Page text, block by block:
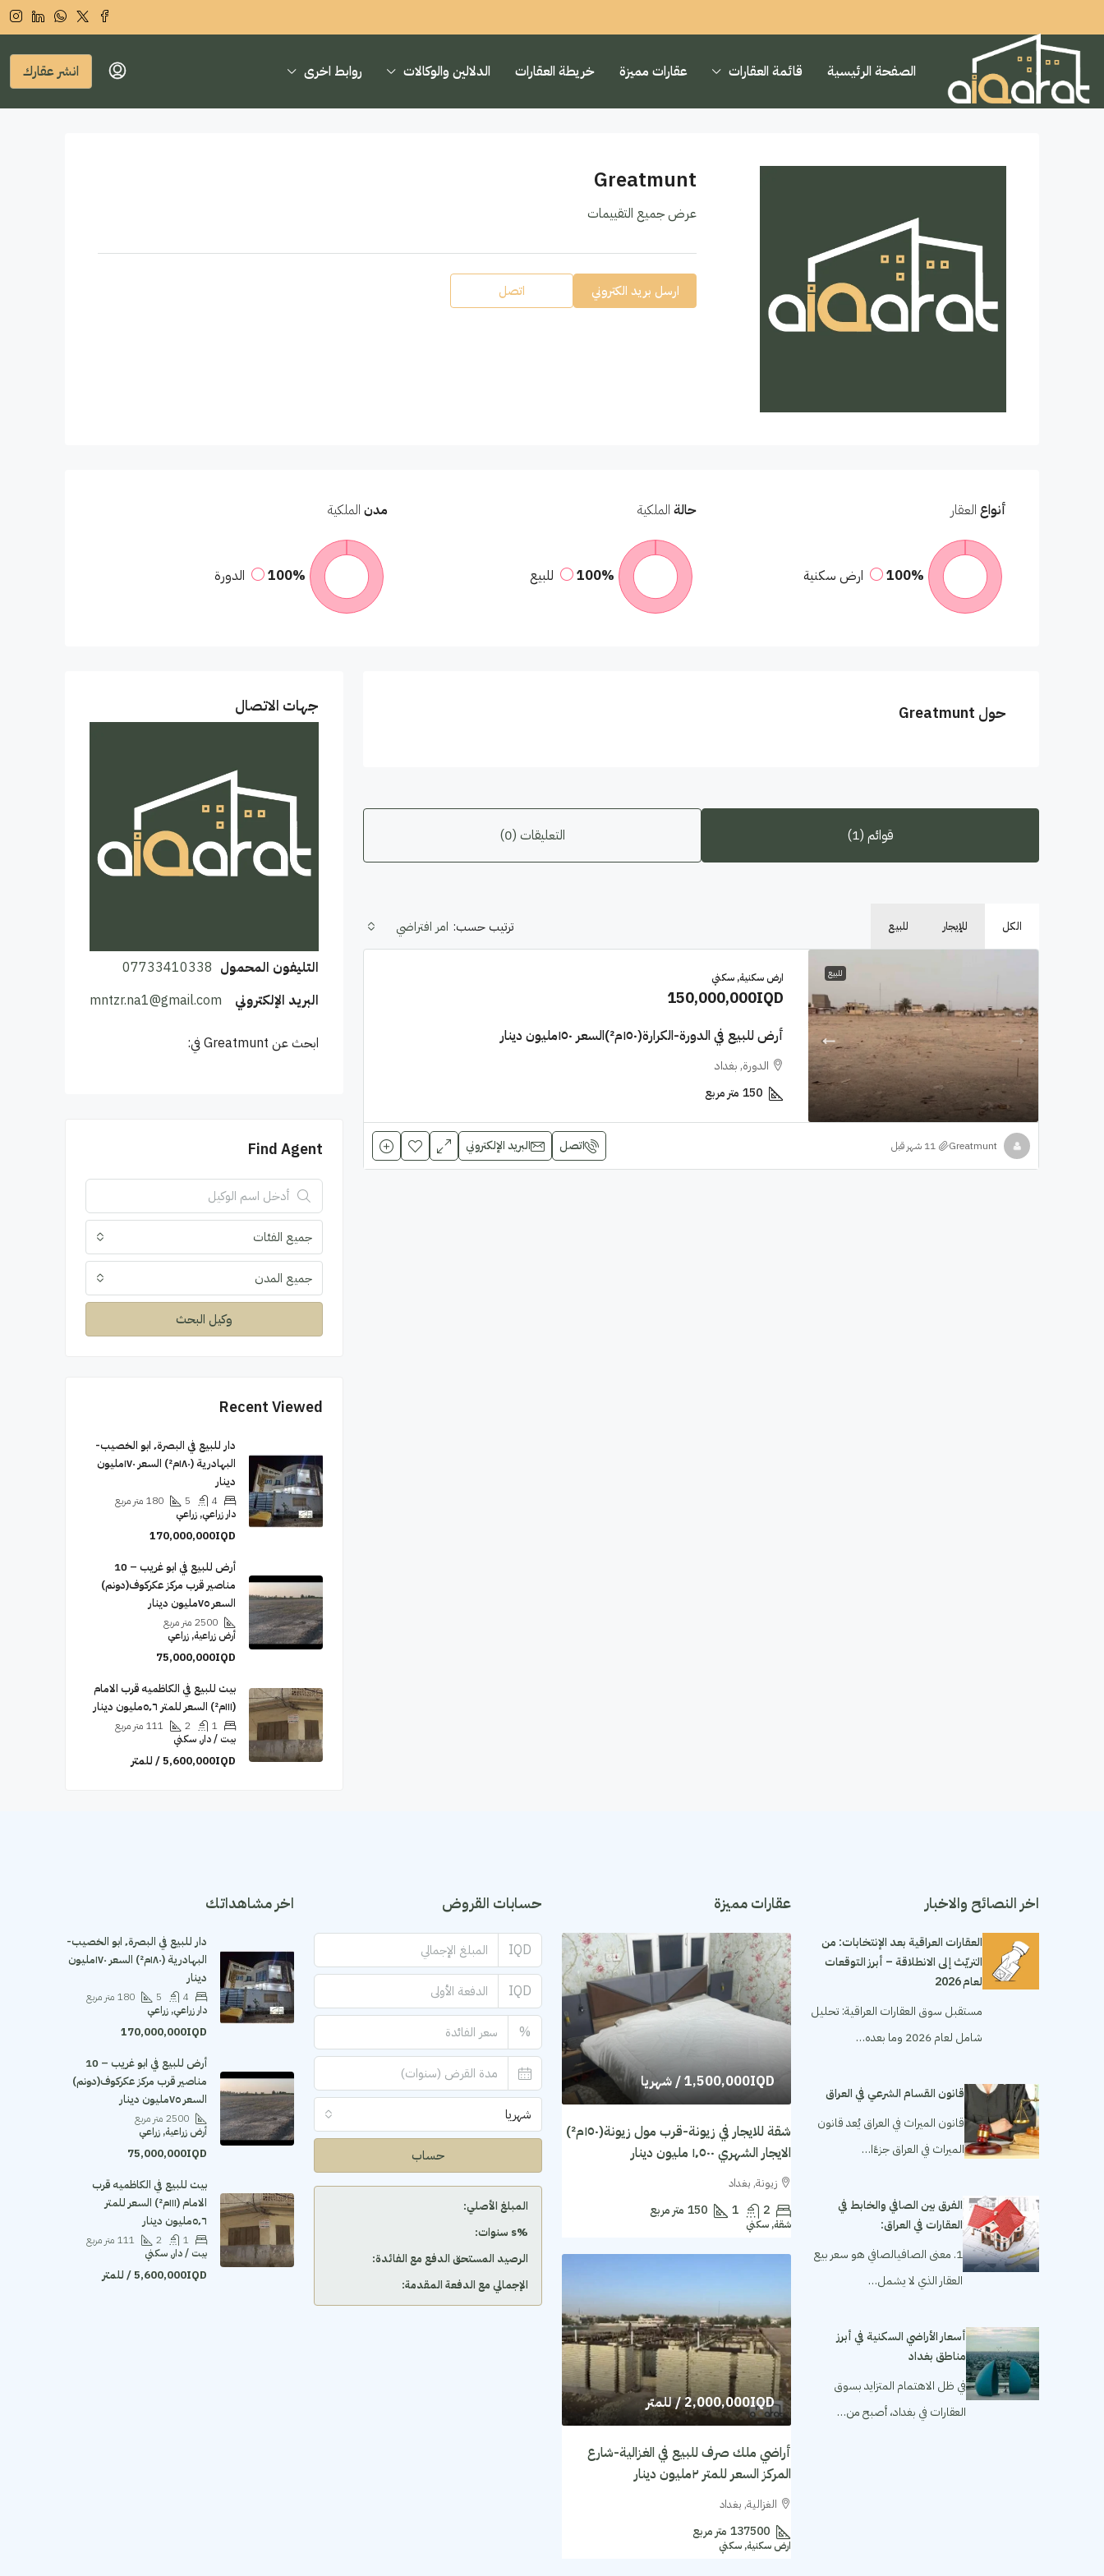
الصفحة الرئيسية قائمة العقارات عقارات مميزة خريطة العقارات الدلالين والوكالات روابط اخرى انشر عقارك
Greatmunt
عرض جميع التقييمات
ارسل بريد الكتروني اتصل
أنواع العقار
100% ارض سكنية
حالة الملكية
100% للبيع
مدن الملكية
100% الدورة
حول Greatmunt
قوائم (1) التعليقات (0)
الكل للإيجار للبيع ترتيب حسب: امر افتراضي
للبيع ارض سكنية, سكني
150,000,000IQD
أرض للبيع في الدورة-الكرارة(١٥٠م²)السعر ١٥٠مليون دينار
الدورة, بغداد
150 متر مربع
Greatmunt اتصل البريد الإلكتروني
جهات الاتصال
التليفون المحمول 07733410338
البريد الإلكتروني
mntzr.na1@gmail.com
ابحث عن Greatmunt في:
Find Agent
جميع الفئات
جميع المدن
وكيل البحث
Recent Viewed
دار للبيع في البصرة٬ ابو الخصيب-
البهادرية (١٨٠م²) السعر ١٧٠مليون
دينار
4
5
180 متر مربع
دار زراعي, زراعي
170,000,000IQD
أرض للبيع في ابو غريب – 10
مناصير قرب مركز عكركوف(دونم)
السعر ٧٥مليون دينار
2500 متر مربع
أرض زراعية, زراعي
75,000,000IQD
بيت للبيع في الكاظميه قرب الامام
(١١١م²) السعر للمتر ٥٬٦مليون دينار
1
2
111 متر مربع
بيت / دار, سكني
5,600,000IQD / للمتر
اخر النصائح والاخبار
العقارات العراقية بعد الإنتخابات: من
التريّث إلى الانطلاقة – أبرز التوقعات
لعام 2026
مستقبل سوق العقارات العراقية: تحليل
شامل لعام 2026 وما بعده…
قانون القسام الشرعي في العراق
قانون الميراث في العراق يُعد قانون
الميراث في العراق جزءًا…
الفرق بين الصافي والخابط في
العقارات في العراق:
1. معنى الصافيالصافي هو سعر بيع
العقار الذي لا يشمل…
أسعار الأراضي السكنية في أبرز
مناطق بغداد
في ظل الاهتمام المتزايد بسوق
العقارات في بغداد، أصبح من…
عقارات مميزة
1,500,000IQD/ شهريا
شقة للايجار في زيونة-قرب مول زيونة(١٥٠م²)
الايجار الشهري ١٬٥٠٠ مليون دينار
زيونة, بغداد
2
1
150 متر مربع
شقة, سكني
2,000,000IQD/ للمتر
أراضي ملك صرف للبيع في الغزالية-شارع
المركز السعر للمتر ٢مليون دينار
الغزالية, بغداد
137500 متر مربع
ارض سكنية, سكني
حسابات القروض
IQD
IQD
%
شهريا
حساب
المبلغ الأصلي:
‫%s سنوات:
الرصيد المستحق الدفع مع الفائدة:
الإجمالي مع الدفعة المقدمة:
اخر مشاهداتك
دار للبيع في البصرة٬ ابو الخصيب-
البهادرية (١٨٠م²) السعر ١٧٠مليون
دينار
4
5
180 متر مربع
دار زراعي, زراعي
170,000,000IQD
أرض للبيع في ابو غريب – 10
مناصير قرب مركز عكركوف(دونم)
السعر ٧٥مليون دينار
2500 متر مربع
أرض زراعية, زراعي
75,000,000IQD
بيت للبيع في الكاظميه قرب
الامام (١١١م²) السعر للمتر
٥٬٦مليون دينار
1
2
111 متر مربع
بيت / دار, سكني
5,600,000IQD / للمتر